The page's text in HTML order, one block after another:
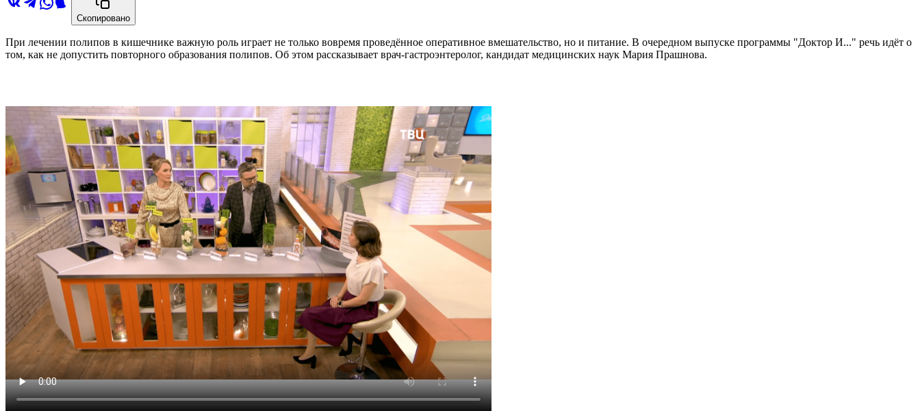
Скопировано
При лечении полипов в кишечнике важную роль играет не только вовремя проведённое оперативное вмешательство, но и питание. В очередном выпуске программы "Доктор И..." речь идёт о
том, как не допустить повторного образования полипов. Об этом рассказывает врач-гастроэнтеролог, кандидат медицинских наук Мария Прашнова.